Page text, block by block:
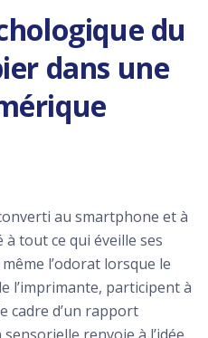
du
dans une
au smartphone et à
tout ce qui éveille ses
l’odorat lorsque le
l’imprimante, participent à
cadre d’un rapport